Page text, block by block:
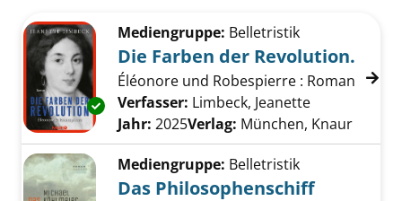
Zu den Suchfiltern springen
Exemplar-Details von Die Farben der
Mediengruppe: Belletristik
Die Farben der Revolution.
Éléonore und Robespierre : Roman
Verfasser: Limbeck, Jeanette
Jahr: 2025Verlag: München, Knaur
Mediengruppe: Belletristik
Das Philosophenschiff